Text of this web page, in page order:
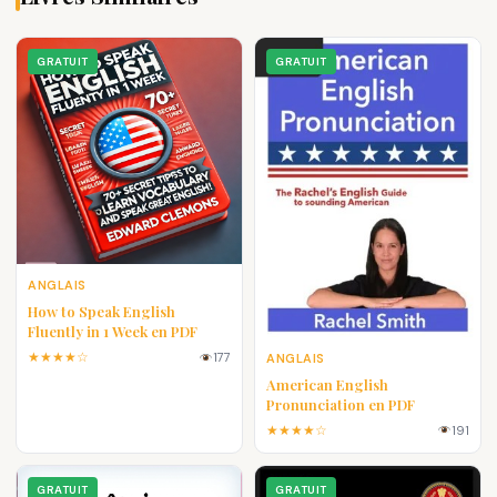
GRATUIT
ANGLAIS
How to Speak English
Fluently in 1 Week en PDF
★★★★☆ 177
GRATUIT
ANGLAIS
American English
Pronunciation en PDF
★★★★☆ 191
GRATUIT GRATUIT